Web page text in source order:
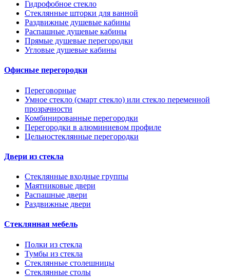
Гидрофобное стекло
Стеклянные шторки для ванной
Раздвижные душевые кабины
Распашные душевые кабины
Прямые душевые перегородки
Угловые душевые кабины
Офисные перегородки
Переговорные
Умное стекло (смарт стекло) или стекло переменной
прозрачности
Комбинированные перегородки
Перегородки в алюминиевом профиле
Цельностеклянные перегородки
Двери из стекла
Стеклянные входные группы
Маятниковые двери
Распашные двери
Раздвижные двери
Стеклянная мебель
Полки из стекла
Тумбы из стекла
Стеклянные столешницы
Стеклянные столы